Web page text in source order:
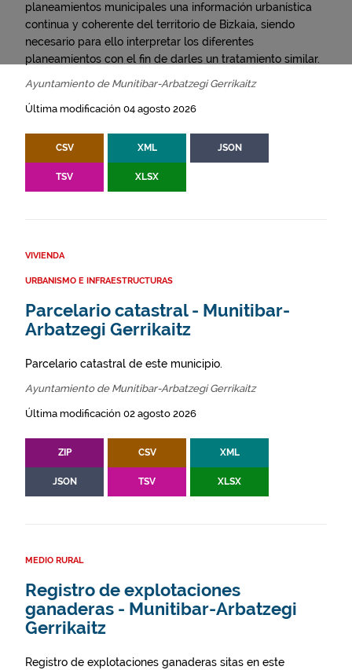
planeamientos municipales una información urbanística
continua y coherente del territorio de Bizkaia, siendo
necesario para ello interpretar los diferentes
planeamientos con el fin de darles un tratamiento similar.
Ayuntamiento de Munitibar-Arbatzegi Gerrikaitz
Última modificación 04 agosto 2026
CSV XML JSON
TSV XLSX
VIVIENDA
URBANISMO E INFRAESTRUCTURAS
Parcelario catastral - Munitibar-
Arbatzegi Gerrikaitz
Parcelario catastral de este municipio.
Ayuntamiento de Munitibar-Arbatzegi Gerrikaitz
Última modificación 02 agosto 2026
ZIP CSV XML
JSON TSV XLSX
MEDIO RURAL
Registro de explotaciones
ganaderas - Munitibar-Arbatzegi
Gerrikaitz
Registro de explotaciones ganaderas sitas en este